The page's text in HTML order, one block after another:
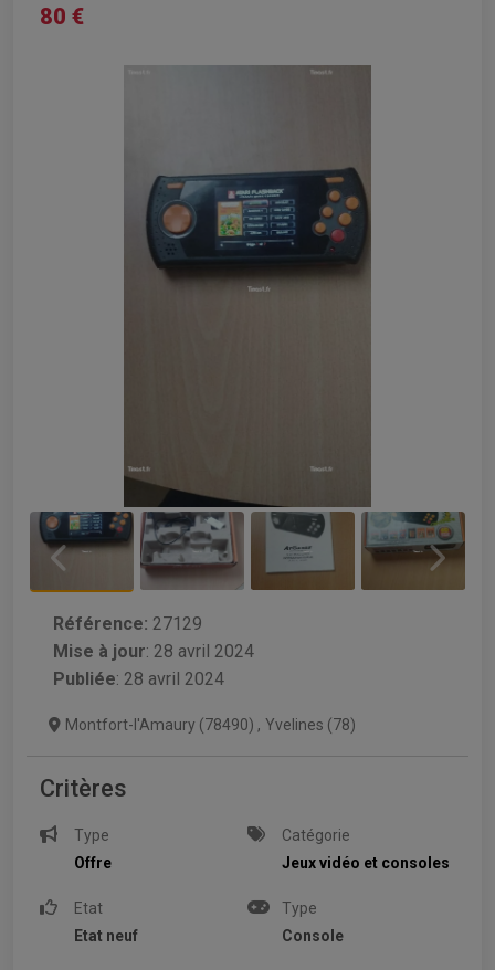
80 €
Référence: 27129
Mise à jour: 28 avril 2024
Publiée: 28 avril 2024
Montfort-l'Amaury (78490) , Yvelines (78)
Critères
Type
Offre
Catégorie
Jeux vidéo et consoles
Etat
Etat neuf
Type
Console